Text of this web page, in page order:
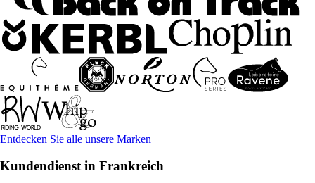
Entdecken Sie alle unsere Marken
Kundendienst in Frankreich